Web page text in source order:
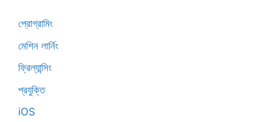
প্রোগ্রামিং
মেশিন লার্নিং
ফ্রিল্যান্সিং
প্রযুক্তি
iOS